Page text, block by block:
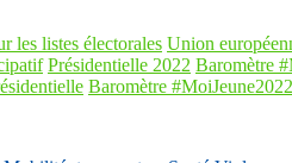
les listes électorales Union
Présidentielle 2022 Baromètre
Baromètre